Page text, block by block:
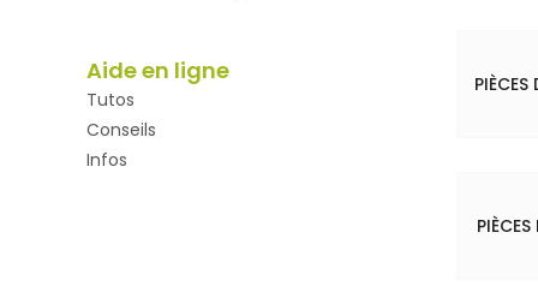
Aide en ligne
Tutos
Conseils
Infos
PIÈCES